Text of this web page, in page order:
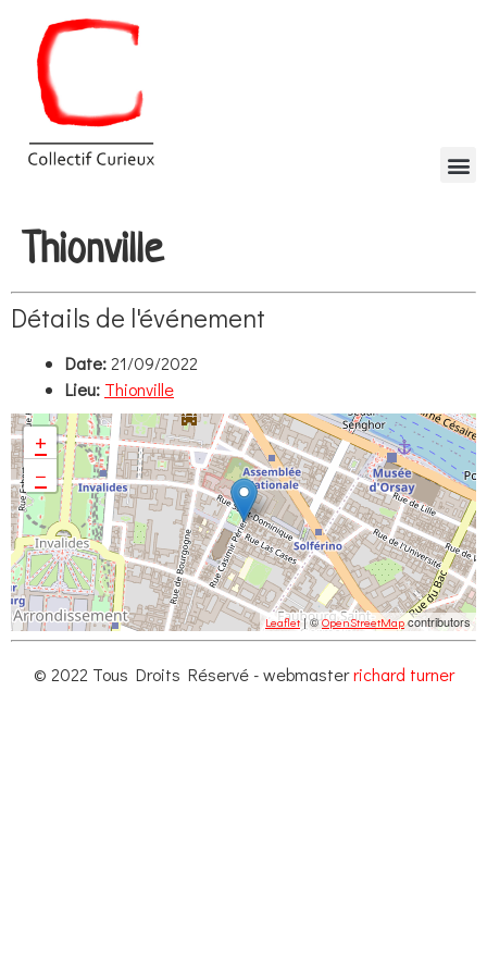
Thionville
Détails de l'événement
Date:21/09/2022
Lieu: Thionville
+
−
Leaflet| ©OpenStreetMapcontributors
© 2022 Tous Droits Réservé - webmasterrichard turner